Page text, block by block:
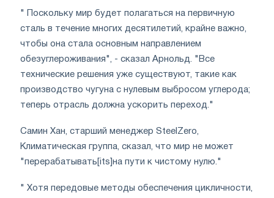
" Поскольку мир будет полагаться на первичную
сталь в течение многих десятилетий, крайне важно,
чтобы она стала основным направлением
обезуглероживания", - сказал Арнольд. "Все
технические решения уже существуют, такие как
производство чугуна с нулевым выбросом углерода;
теперь отрасль должна ускорить переход."
Самин Хан, старший менеджер SteelZero,
Климатическая группа, сказал, что мир не может
"перерабатывать[its]на пути к чистому нулю."
" Хотя передовые методы обеспечения цикличности,